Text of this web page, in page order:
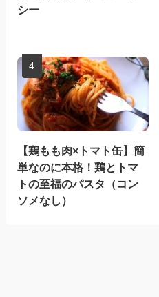
シー
【鶏もも肉×トマト缶】簡
単なのに本格！鶏とトマ
トの至福のパスタ（コン
ソメなし）